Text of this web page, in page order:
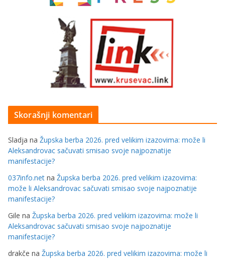
Skorašnji komentari
Sladja na Župska berba 2026. pred velikim izazovima: može li
Aleksandrovac sačuvati smisao svoje najpoznatije
manifestacije?
037info.net na Župska berba 2026. pred velikim izazovima:
može li Aleksandrovac sačuvati smisao svoje najpoznatije
manifestacije?
Gile na Župska berba 2026. pred velikim izazovima: može li
Aleksandrovac sačuvati smisao svoje najpoznatije
manifestacije?
drakče na Župska berba 2026. pred velikim izazovima: može li